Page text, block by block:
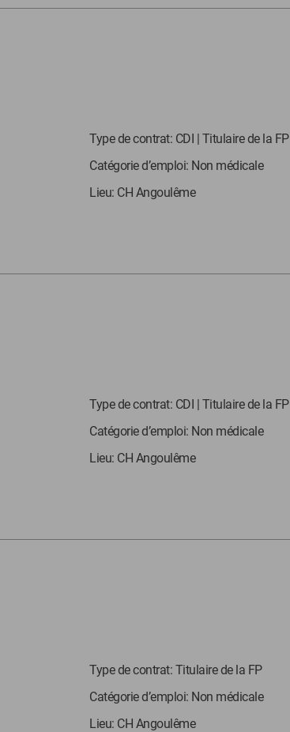
Type de contrat: CDI | Titulaire de la FP
Catégorie d’emploi: Non médicale
Lieu: CH Angoulême
Type de contrat: CDI | Titulaire de la FP
Catégorie d’emploi: Non médicale
Lieu: CH Angoulême
Type de contrat: Titulaire de la FP
Catégorie d’emploi: Non médicale
Lieu: CH Angoulême